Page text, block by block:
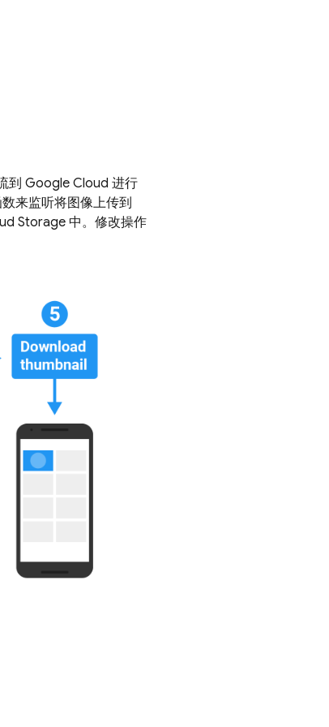
到 Google Cloud 进行
来监听将图像上传到
Storage中。修改操作